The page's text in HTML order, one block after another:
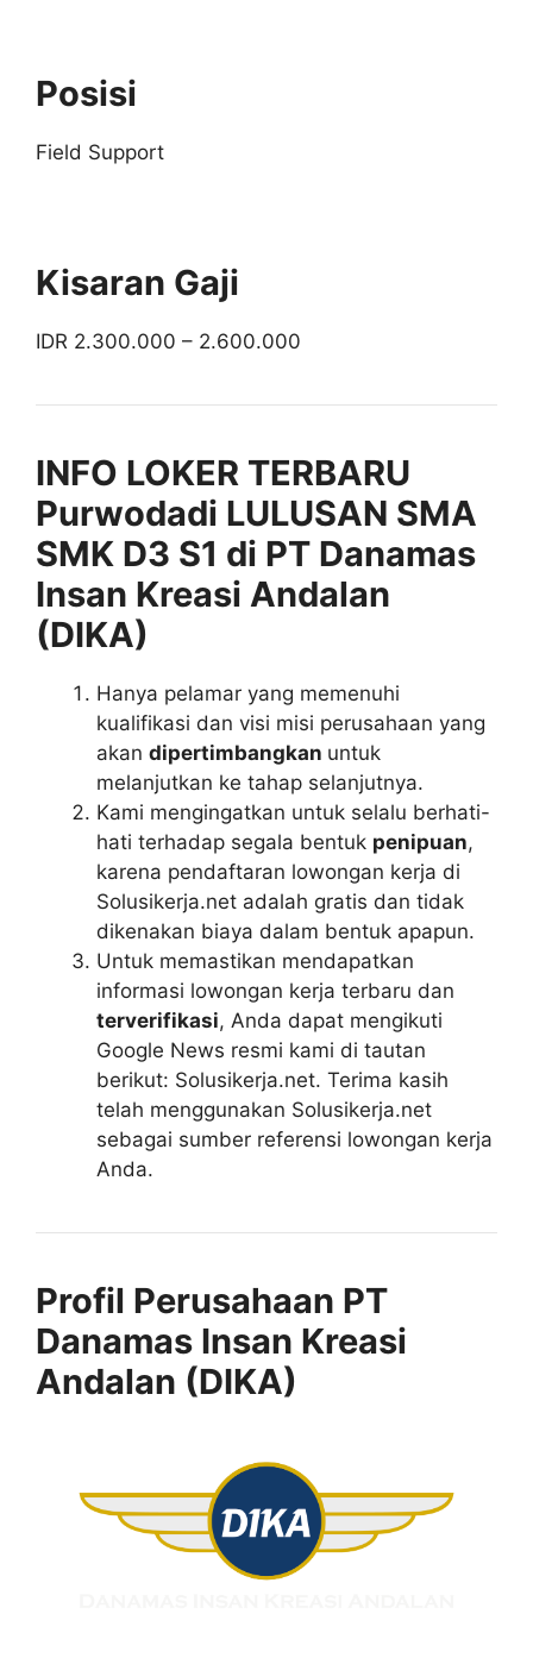
Posisi
Field Support
Kisaran Gaji
IDR 2.300.000 – 2.600.000
INFO LOKER TERBARU
Purwodadi LULUSAN SMA
SMK D3 S1 di PT Danamas
Insan Kreasi Andalan
(DIKA)
Hanya pelamar yang memenuhi
kualifikasi dan visi misi perusahaan yang
akan dipertimbangkan untuk
melanjutkan ke tahap selanjutnya.
Kami mengingatkan untuk selalu berhati-
hati terhadap segala bentuk penipuan,
karena pendaftaran lowongan kerja di
Solusikerja.net adalah gratis dan tidak
dikenakan biaya dalam bentuk apapun.
Untuk memastikan mendapatkan
informasi lowongan kerja terbaru dan
terverifikasi, Anda dapat mengikuti
Google News resmi kami di tautan
berikut: Solusikerja.net. Terima kasih
telah menggunakan Solusikerja.net
sebagai sumber referensi lowongan kerja
Anda.
Profil Perusahaan PT
Danamas Insan Kreasi
Andalan (DIKA)